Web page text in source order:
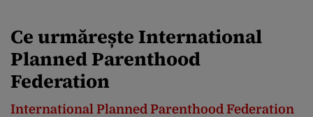
Ce urmărește International
Planned Parenthood
Federation
International Planned Parenthood Federation